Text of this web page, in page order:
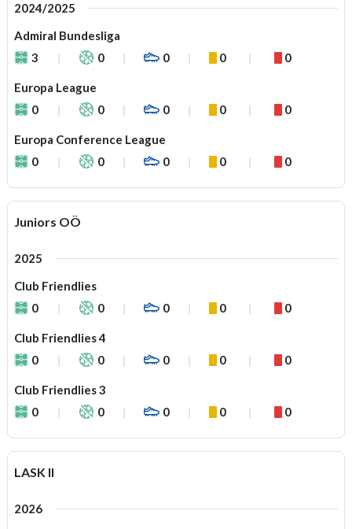
2024/2025
Admiral Bundesliga
3
0 0 0 0
Europa League
0
0 0 0 0
Europa Conference League
0
0 0 0 0
Juniors OÖ
2025
Club Friendlies
0
0 0 0 0
Club Friendlies 4
0
0 0 0 0
Club Friendlies 3
0
0 0 0 0
LASK II
2026